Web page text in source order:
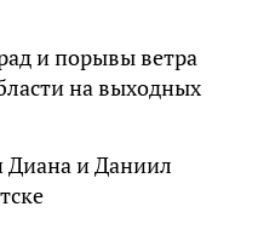
и порывы ветра
на выходных
и Даниил